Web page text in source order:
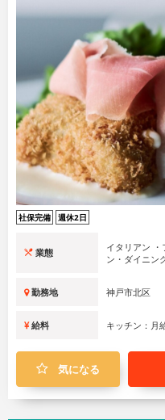
社保完備 週休2日
業態
イタリアン ・
ン・ダイニン
勤務地 神戸市北区
給料 キッチン：月
気になる